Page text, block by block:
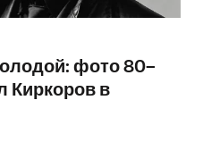
фото 80–
Киркоров в